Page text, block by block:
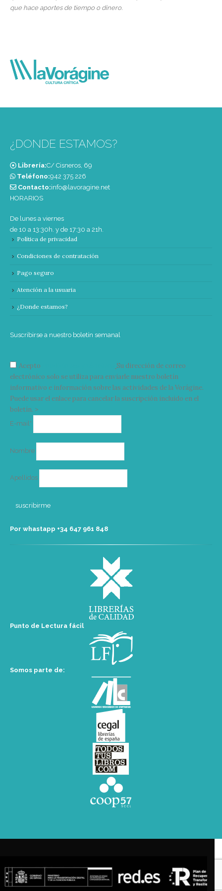
que hace aportes de tiempo o dinero.
¿DONDE ESTAMOS?
Librería:C/ Cisneros, 69
Teléfono:‭942 375 226‬
Contacto:info@lavoragine.net
HORARIOS
De lunes a viernes
de 10 a 13:30h. y de 17:30 a 21h.
Política de privacidad
Condiciones de contratación
Pago seguro
Atención a la usuaria
¿Donde estamos?
Suscribirse a nuestro boletín semanal
Acepto
Su dirección de correo
electrónico solo se utiliza para enviarle nuestro boletín
informativo e información sobre las actividades de la Vorágine.
Puede usar el enlace para cancelar la suscripción incluido en el
boletín. >
E-mail*
Nombre
Apellidos
Por whastapp +34 ‭647 961 848‬
Punto de Lectura fácil
Somos parte de: